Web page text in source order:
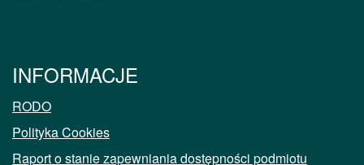
INFORMACJE
RODO
Polityka Cookies
Raport o stanie zapewniania dostępności podmiotu